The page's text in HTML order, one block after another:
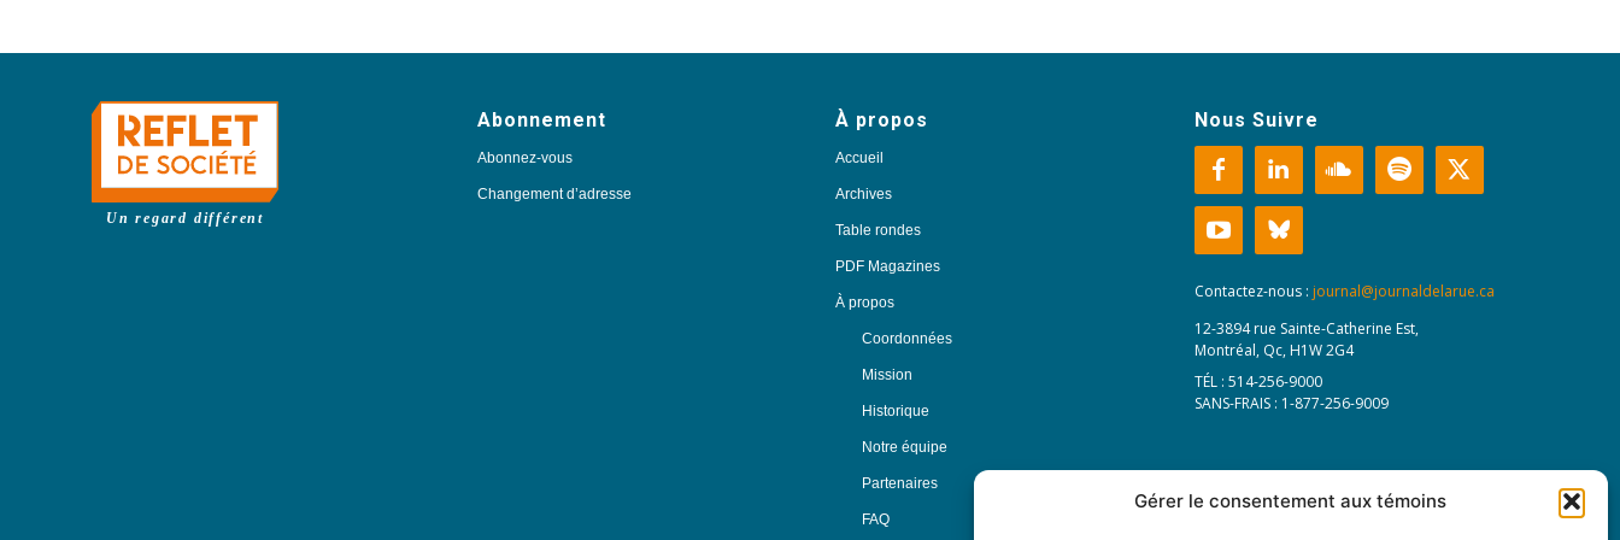
Gérer le consentement aux témoins
Un regard différent
Abonnement
Abonnez-vous
Changement d’adresse
À propos
Accueil
Archives
Table rondes
PDF Magazines
À propos
Coordonnées
Mission
Historique
Notre équipe
Partenaires
FAQ
Nous Suivre
Contactez-nous : journal@journaldelarue.ca
12-3894 rue Sainte-Catherine Est,
Montréal, Qc, H1W 2G4
TÉL : 514-256-9000
SANS-FRAIS : 1-877-256-9009